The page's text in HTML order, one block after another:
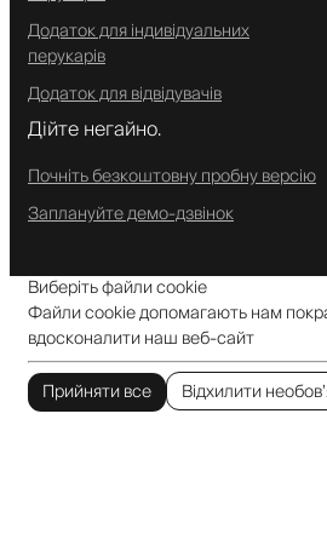
Додаток для індивідуальних
перукарів
Додаток для відвідувачів
Дійте негайно.
Почніть безкоштовну пробну версію
Заплануйте демо-дзвінок
Виберіть файли cookie
Файли cookie допомагають нам
вдосконалити наш веб-сайт
Прийняти все
Відхилити